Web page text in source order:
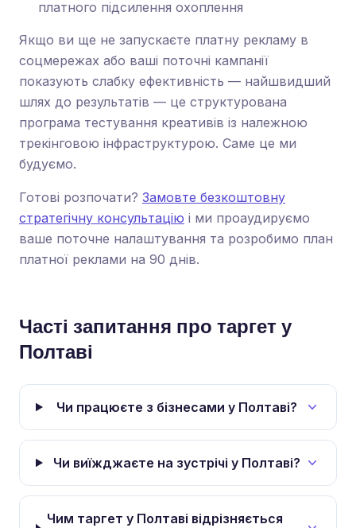
платного підсилення охоплення
Якщо ви ще не запускаєте платну рекламу в
соцмережах або ваші поточні кампанії
показують слабку ефективність — найшвидший
шлях до результатів — це структурована
програма тестування креативів із належною
трекінговою інфраструктурою. Саме це ми
будуємо.
Готові розпочати? Замовте безкоштовну
стратегічну консультацію і ми проаудируємо
ваше поточне налаштування та розробимо план
платної реклами на 90 днів.
Часті запитання про таргет у
Полтаві
Чи працюєте з бізнесами у Полтаві?
Чи виїжджаєте на зустрічі у Полтаві?
Чим таргет у Полтаві відрізняється